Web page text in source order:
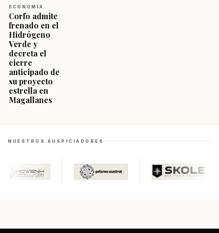
ECONOMÍA
Corfo admite
frenado en el
Hidrógeno
Verde y
decreta el
cierre
anticipado de
su proyecto
estrella en
Magallanes
NUESTROS AUSPICIADORES